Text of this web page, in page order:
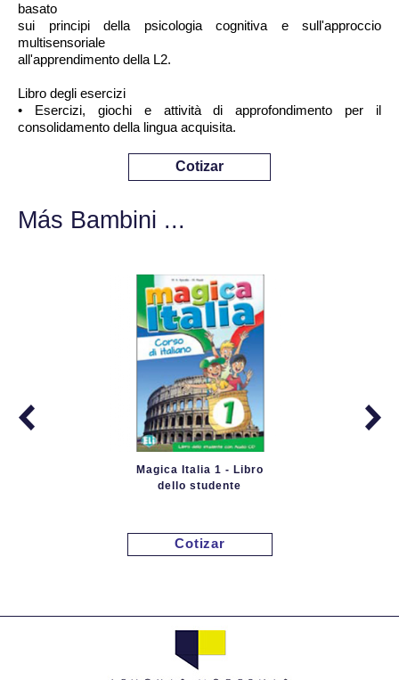
basato
sui principi della psicologia cognitiva e sull'approccio
multisensoriale
all'apprendimento della L2.
Libro degli esercizi
• Esercizi, giochi e attività di approfondimento per il
consolidamento della lingua acquisita.
Cotizar
Más Bambini ...
Magica Italia 1 - Libro
dello studente
Cotizar